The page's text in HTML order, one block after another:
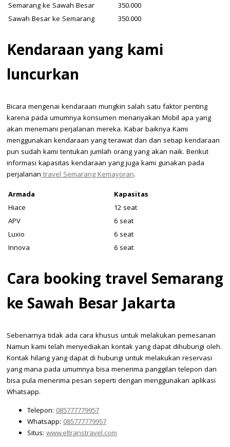
Semarang ke Sawah Besar
350.000
Sawah Besar ke Semarang
350.000
Kendaraan yang kami
luncurkan
Bicara mengenai kendaraan mungkin salah satu faktor penting
karena pada umumnya konsumen menanyakan Mobil apa yang
akan menemani perjalanan mereka. Kabar baiknya Kami
menggunakan kendaraan yang terawat dan dan setiap kendaraan
pun sudah kami tentukan jumlah orang yang akan naik. Berikut
informasi kapasitas kendaraan yang juga kami gunakan pada
perjalanantravel Semarang Kemayoran.
Armada
Kapasitas
Hiace
12 seat
APV
6 seat
Luxio
6 seat
Innova
6 seat
Cara booking travel Semarang
ke Sawah Besar Jakarta
Sebenarnya tidak ada cara khusus untuk melakukan pemesanan
Namun kami telah menyediakan kontak yang dapat dihubungi oleh.
Kontak hilang yang dapat di hubungi untuk melakukan reservasi
yang mana pada umumnya bisa menerima panggilan telepon dan
bisa pula menerima pesan seperti dengan menggunakan aplikasi
Whatsapp.
Telepon: 085777779957
Whatsapp: 085777779957
Situs: www.eltranstravel.com